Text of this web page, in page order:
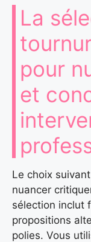
La
pour
et
Le choix
nuancer
sélection inclut
propositions
polies. Vous